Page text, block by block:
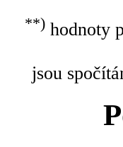
**)hodnoty
jsou